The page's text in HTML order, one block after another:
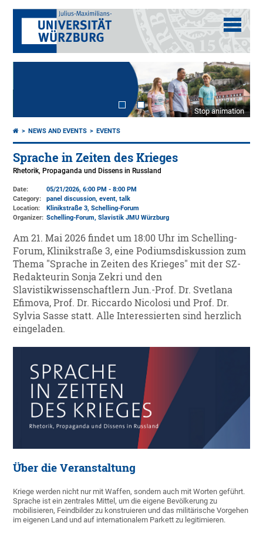
Stop animation
NEWS AND EVENTS EVENTS
Sprache in Zeiten des Krieges
Rhetorik, Propaganda und Dissens in Russland
Date:
05/21/2026, 6:00 PM - 8:00 PM
Category:
panel discussion, event, talk
Location:
Klinikstraße 3, Schelling-Forum
Organizer: Schelling-Forum, Slavistik JMU Würzburg
Am 21. Mai 2026 findet um 18:00 Uhr im Schelling-
Forum, Klinikstraße 3, eine Podiumsdiskussion zum
Thema "Sprache in Zeiten des Krieges" mit der SZ-
Redakteurin Sonja Zekri und den
Slavistikwissenschaftlern Jun.-Prof. Dr. Svetlana
Efimova, Prof. Dr. Riccardo Nicolosi und Prof. Dr.
Sylvia Sasse statt. Alle Interessierten sind herzlich
eingeladen.
Über die Veranstaltung
Kriege werden nicht nur mit Waffen, sondern auch mit Worten geführt.
Sprache ist ein zentrales Mittel, um die eigene Bevölkerung zu
mobilisieren, Feindbilder zu konstruieren und das militärische Vorgehen
im eigenen Land und auf internationalem Parkett zu legitimieren.